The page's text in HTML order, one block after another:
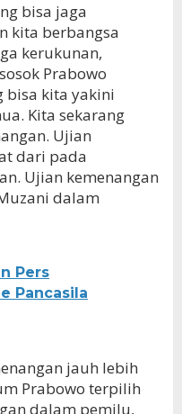
bisa jaga
kita berbangsa
kerukunan,
Prabowo
bisa kita yakini
Kita sekarang
Ujian
dari pada
Ujian kemenangan
dalam
Pers
Pancasila
jauh lebih
Prabowo terpilih
dalam pemilu,